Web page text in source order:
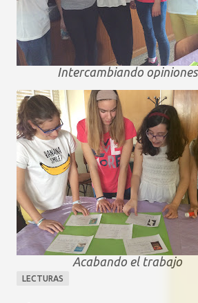
Intercambiando opiniones
Acabando el trabajo
LECTURAS